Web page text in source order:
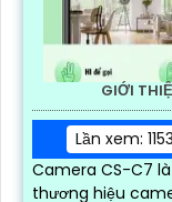
GIỚI
Lần xem:
Camera CS-C7
thương hiệu camera